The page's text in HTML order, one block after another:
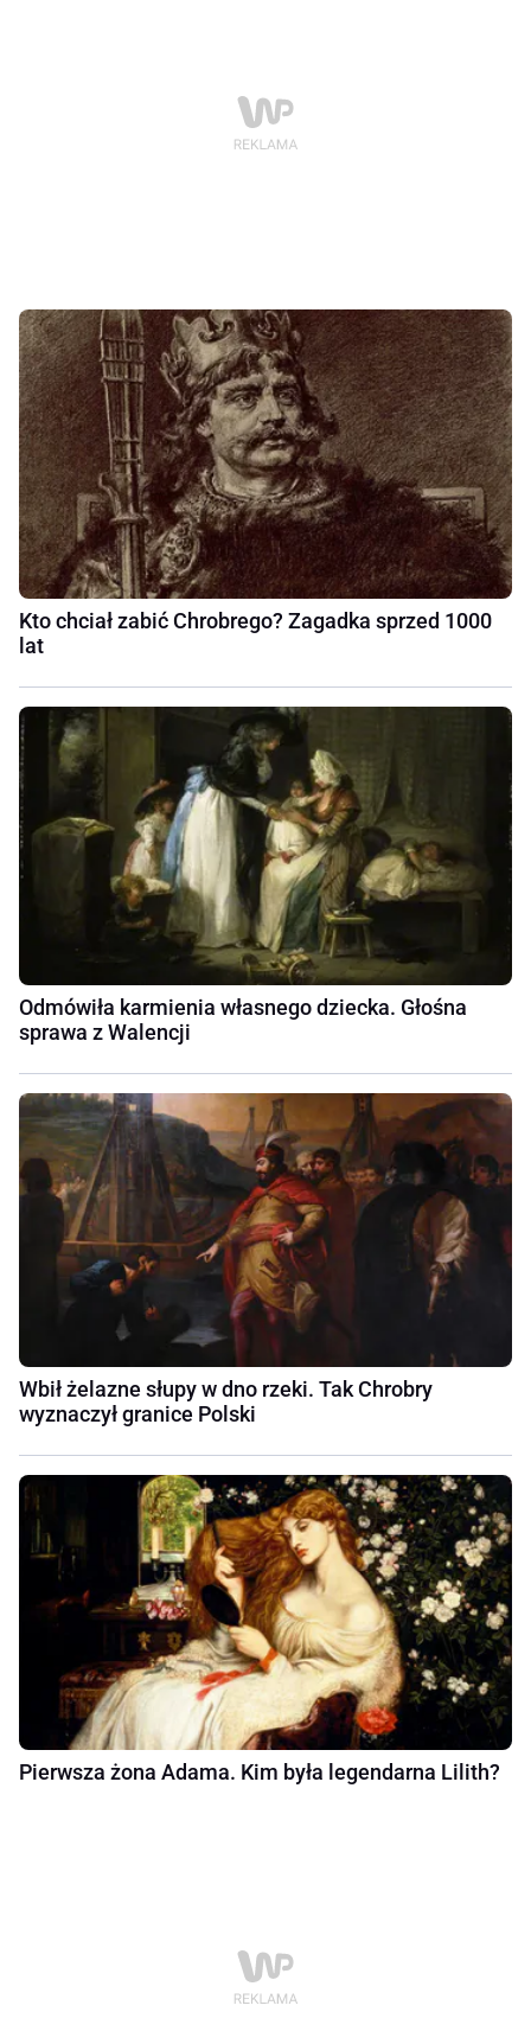
Kto chciał zabić Chrobrego? Zagadka sprzed 1000
lat
Odmówiła karmienia własnego dziecka. Głośna
sprawa z Walencji
Wbił żelazne słupy w dno rzeki. Tak Chrobry
wyznaczył granice Polski
Pierwsza żona Adama. Kim była legendarna Lilith?